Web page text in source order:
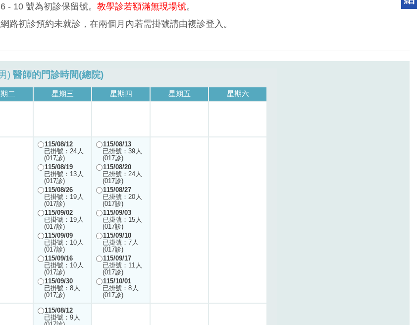
6 - 10 號為初診保留號。 教學診若額滿無現場號。
網路初診預約未就診，在兩個月內若需掛號請由複診登入。